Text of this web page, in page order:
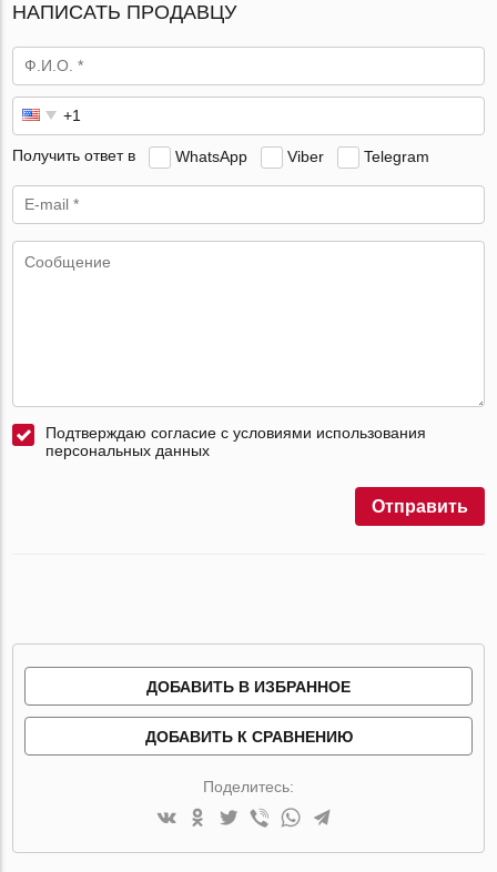
НАПИСАТЬ ПРОДАВЦУ
Получить ответ в WhatsApp Viber Telegram
Подтверждаю согласие с условиями использования
персональных данных
Отправить
ДОБАВИТЬ В ИЗБРАННОЕ
ДОБАВИТЬ К СРАВНЕНИЮ
Поделитесь: